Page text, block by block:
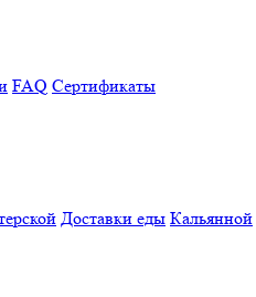
FAQ Сертификаты
Доставки еды Кальянной